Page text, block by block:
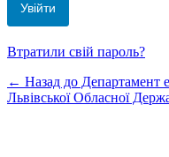
Втратили свій пароль?
← Назад до Департамент
Львівської Обласної